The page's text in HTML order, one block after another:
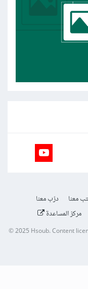
معنا
درّب معنا
مركز المساعدة
© 2025 Hsoub.Content